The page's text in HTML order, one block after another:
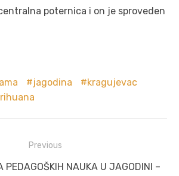
poternica i on je sproveden
jagodina
kragujevac
Previous
PEDAGOŠKIH NAUKA U JAGODINI –